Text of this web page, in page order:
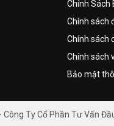
Chính Sách
Chính sách
Chính sách
Chính sách
Bảo mật
Ty Cổ Phần Tư Vấn